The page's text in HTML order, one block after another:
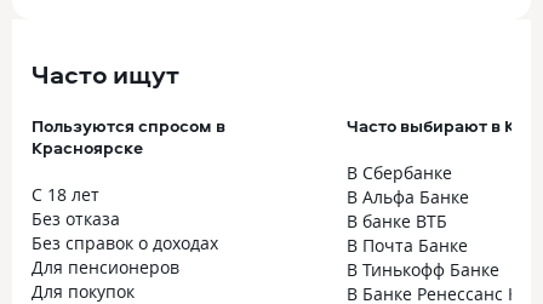
Часто ищут
Пользуются спросом в
Красноярске
С 18 лет
Без отказа
Без справок о доходах
Для пенсионеров
Для покупок
Часто выбирают в
В Сбербанке
В Альфа Банке
В банке ВТБ
В Почта Банке
В Тинькофф Банке
В Банке Ренессанс